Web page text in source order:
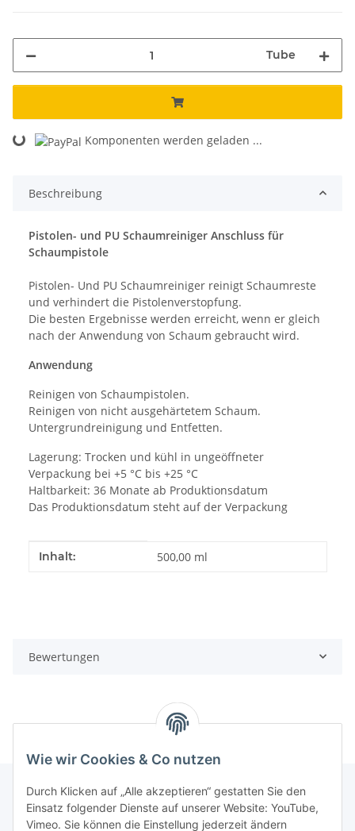
Wie wir Cookies & Co nutzen
Durch Klicken auf „Alle akzeptieren“ gestatten Sie den
Einsatz folgender Dienste auf unserer Website: YouTube,
Vimeo. Sie können die Einstellung jederzeit ändern
Tube
Loading... Komponenten werden geladen ...
Beschreibung
Pistolen- und PU Schaumreiniger Anschluss für
Schaumpistole
Pistolen- Und PU Schaumreiniger reinigt Schaumreste
und verhindert die Pistolenverstopfung.
Die besten Ergebnisse werden erreicht, wenn er gleich
nach der Anwendung von Schaum gebraucht wird.
Anwendung
Reinigen von Schaumpistolen.
Reinigen von nicht ausgehärtetem Schaum.
Untergrundreinigung und Entfetten.
Lagerung: Trocken und kühl in ungeöffneter
Verpackung bei +5 °C bis +25 °C
Haltbarkeit: 36 Monate ab Produktionsdatum
Das Produktionsdatum steht auf der Verpackung
Produkteigenschaft
Wert
Inhalt: 500,00 ml
Bewertungen
Informationen